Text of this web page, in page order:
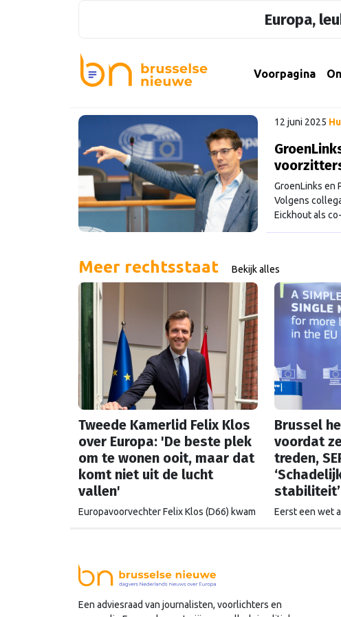
Europa,
Voorpagina
12 juni 2025
GroenLinks en
Volgens
Eickhout als
Meer rechtsstaat Bekijk alles
Tweede Kamerlid Felix Klos
over Europa: 'De beste plek
om te wonen ooit, maar dat
komt niet uit de lucht
vallen'
Europavoorvechter Felix Klos (D66) kwam
Europa in een onrustige wereld, nu hij
heeft kunnen proeven van de Brusselse
én de Haagse politiek?
Brussel
voordat
treden,
stabiliteit’
Eerst een wet
is er mis met
Een adviesraad van journalisten, voorlichters en